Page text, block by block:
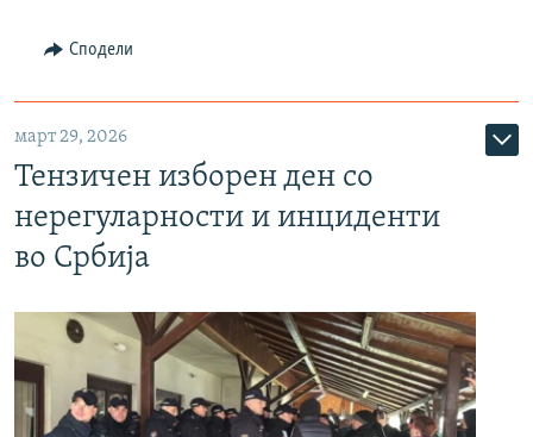
Сподели
март 29, 2026
Тензичен изборен ден со
нерегуларности и инциденти
во Србија